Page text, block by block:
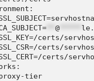
@
certs/
certs/
certs/
tier